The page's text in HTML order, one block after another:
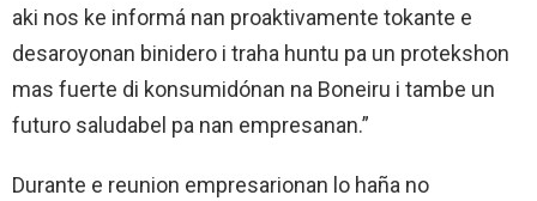
aki nos ke informá nan proaktivamente tokante e
desaroyonan binidero i traha huntu pa un protekshon
mas fuerte di konsumidónan na Boneiru i tambe un
futuro saludabel pa nan empresanan.”
Durante e reunion empresarionan lo haña no